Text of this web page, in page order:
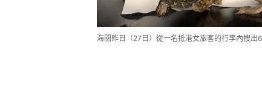
海關昨日（27日）從一名抵港女旅客的行李內搜出